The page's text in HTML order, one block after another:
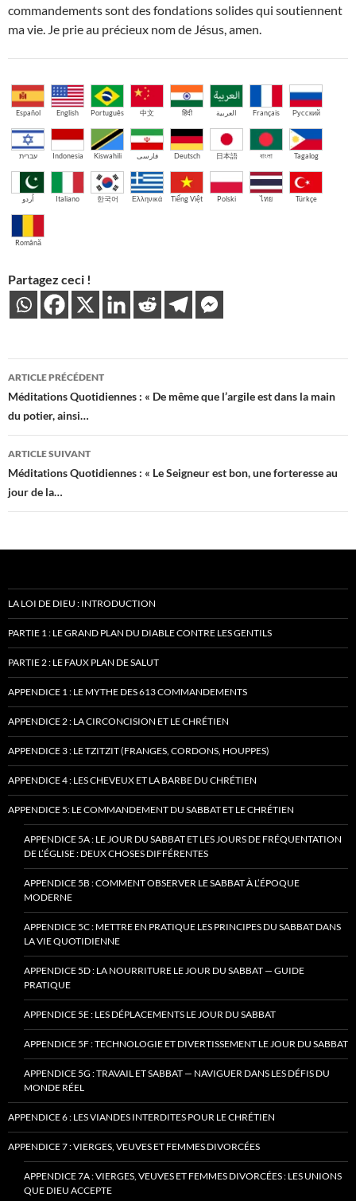
commandements sont des fondations solides qui soutiennent
ma vie. Je prie au précieux nom de Jésus, amen.
Español English Português 中文 हिंदी العربية Français Русский
עברית Indonesia Kiswahili فارسی Deutsch 日本語 বাংলা Tagalog
اُردو Italiano 한국어 Ελληνικά Tiếng Việt Polski ไทย Türkçe
Română
Partagez ceci !
Navigation
des
articles
ARTICLE PRÉCÉDENT
Méditations Quotidiennes : « De même que l’argile est dans la main
du potier, ainsi…
ARTICLE SUIVANT
Méditations Quotidiennes : « Le Seigneur est bon, une forteresse au
jour de la…
LA LOI DE DIEU : INTRODUCTION
PARTIE 1 : LE GRAND PLAN DU DIABLE CONTRE LES GENTILS
PARTIE 2 : LE FAUX PLAN DE SALUT
APPENDICE 1 : LE MYTHE DES 613 COMMANDEMENTS
APPENDICE 2 : LA CIRCONCISION ET LE CHRÉTIEN
APPENDICE 3 : LE TZITZIT (FRANGES, CORDONS, HOUPPES)
APPENDICE 4 : LES CHEVEUX ET LA BARBE DU CHRÉTIEN
APPENDICE 5: LE COMMANDEMENT DU SABBAT ET LE CHRÉTIEN
APPENDICE 5A : LE JOUR DU SABBAT ET LES JOURS DE FRÉQUENTATION
DE L’ÉGLISE : DEUX CHOSES DIFFÉRENTES
APPENDICE 5B : COMMENT OBSERVER LE SABBAT À L’ÉPOQUE
MODERNE
APPENDICE 5C : METTRE EN PRATIQUE LES PRINCIPES DU SABBAT DANS
LA VIE QUOTIDIENNE
APPENDICE 5D : LA NOURRITURE LE JOUR DU SABBAT — GUIDE
PRATIQUE
APPENDICE 5E : LES DÉPLACEMENTS LE JOUR DU SABBAT
APPENDICE 5F : TECHNOLOGIE ET DIVERTISSEMENT LE JOUR DU SABBAT
APPENDICE 5G : TRAVAIL ET SABBAT — NAVIGUER DANS LES DÉFIS DU
MONDE RÉEL
APPENDICE 6 : LES VIANDES INTERDITES POUR LE CHRÉTIEN
APPENDICE 7 : VIERGES, VEUVES ET FEMMES DIVORCÉES
APPENDICE 7A : VIERGES, VEUVES ET FEMMES DIVORCÉES : LES UNIONS
QUE DIEU ACCEPTE